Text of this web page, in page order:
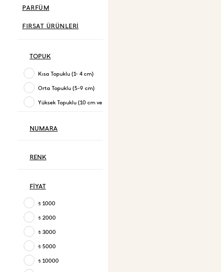
PARFÜM
FIRSAT ÜRÜNLERİ
TOPUK
Kısa Topuklu (1- 4 cm)
Orta Topuklu (5-9 cm)
Yüksek Topuklu (10 cm ve üzeri)
NUMARA
RENK
FİYAT
t 1000
t 2000
t 3000
t 5000
t 10000